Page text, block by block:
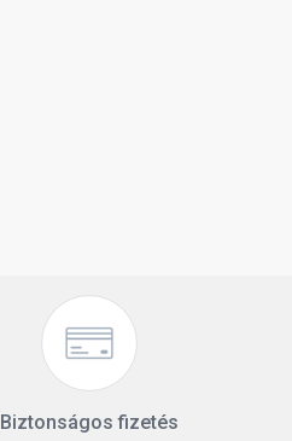
Biztonságos fizetés